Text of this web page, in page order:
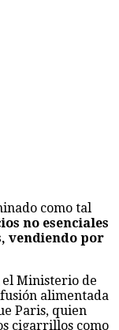
como tal
no esenciales
vendiendo por
el Ministerio de
alimentada
Paris, quien
cigarrillos como